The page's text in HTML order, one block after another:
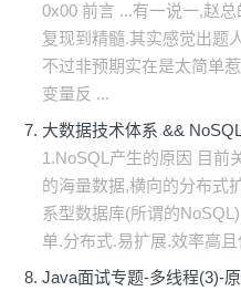
0x00 前言 ...有一说一,赵
复现到精髓.其实感觉出题
不过非预期实在是太简单
变量反 ...
大数据技术体系 &&
1.NoSQL产生的原因 目前
的海量数据,横向的分布式
系型数据库(所谓的
单.分布式.易扩展.效率高且
Java面试专题-多线程(3)-